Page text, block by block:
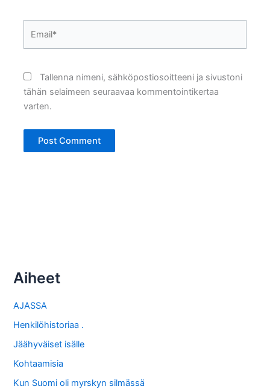
Tallenna nimeni, sähköpostiosoitteeni ja sivustoni
tähän selaimeen seuraavaa kommentointikertaa
varten.
Aiheet
AJASSA
Henkilöhistoriaa .
Jäähyväiset isälle
Kohtaamisia
Kun Suomi oli myrskyn silmässä